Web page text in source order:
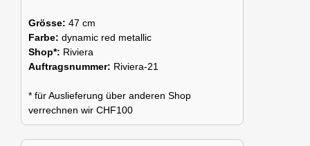
Grösse: 47 cm
Farbe: dynamic red metallic
Shop*: Riviera
Auftragsnummer: Riviera-21
* für Auslieferung über anderen Shop
verrechnen wir CHF100